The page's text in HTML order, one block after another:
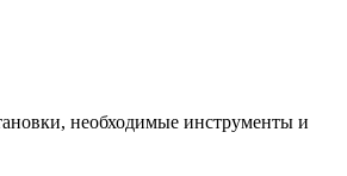
необходимые инструменты и